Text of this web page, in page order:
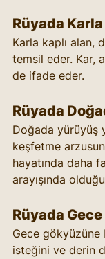
Rüyada
Karla kaplı alan,
temsil eder. Kar,
de ifade eder.
Rüyada
Doğada yürüyüş
keşfetme
hayatında daha
arayışında
Rüyada
Gece
isteğini ve derin